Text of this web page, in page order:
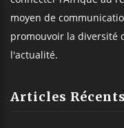
moyen de
promouvoir la diversité
l'actualité.
Articles Récents